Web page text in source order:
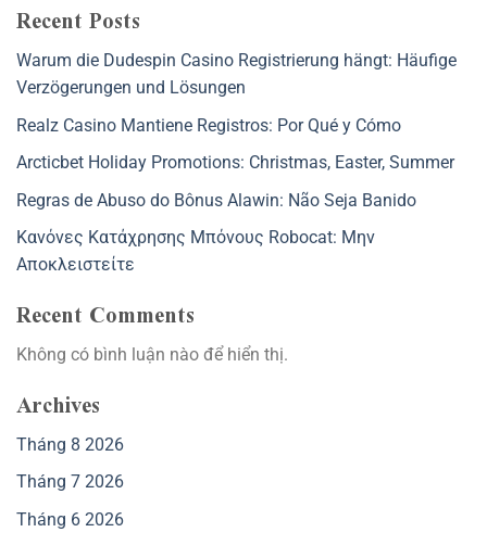
Recent Posts
Warum die Dudespin Casino Registrierung hängt: Häufige
Verzögerungen und Lösungen
Realz Casino Mantiene Registros: Por Qué y Cómo
Arcticbet Holiday Promotions: Christmas, Easter, Summer
Regras de Abuso do Bônus Alawin: Não Seja Banido
Κανόνες Κατάχρησης Μπόνους Robocat: Μην
Αποκλειστείτε
Recent Comments
Không có bình luận nào để hiển thị.
Archives
Tháng 8 2026
Tháng 7 2026
Tháng 6 2026